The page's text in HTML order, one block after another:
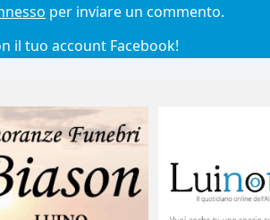
per inviare un commento.
il tuo account Facebook!